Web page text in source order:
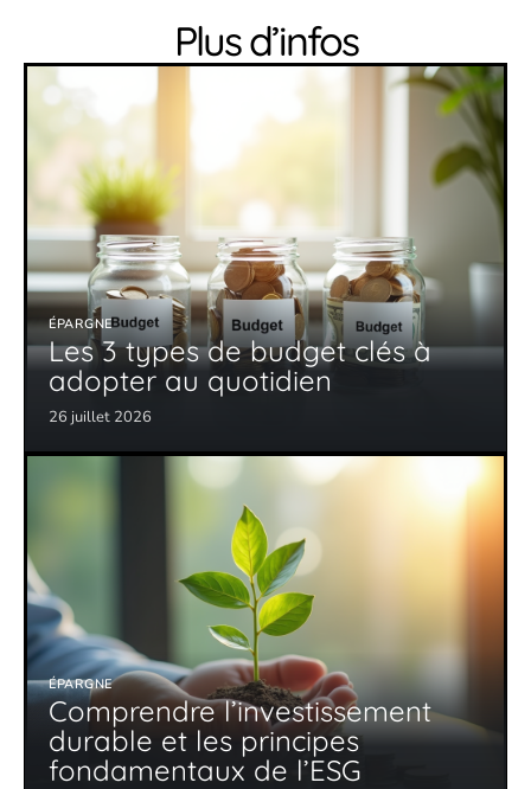
Plus d’infos
ÉPARGNE
Les 3 types de budget clés à
adopter au quotidien
26 juillet 2026
ÉPARGNE
Comprendre l’investissement
durable et les principes
fondamentaux de l’ESG